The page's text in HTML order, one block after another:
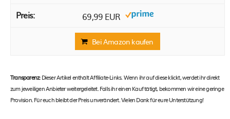
69,99 EUR
Bei Amazon kaufen
Transparenz:Dieser Artikel enthält Affiliate-Links. Wenn ihr auf diese klickt, werdet ihr direkt
zum jeweiligen Anbieter weitergeleitet. Falls ihr einen Kauf tätigt, bekommen wir eine geringe
Provision. Für euch bleibt der Preis unverändert. Vielen Dank für eure Unterstützung!